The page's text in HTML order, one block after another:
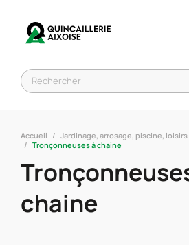
Accueil
Jardinage, arrosage, piscine, loisirs
Tronçonneuses à chaine
chaine